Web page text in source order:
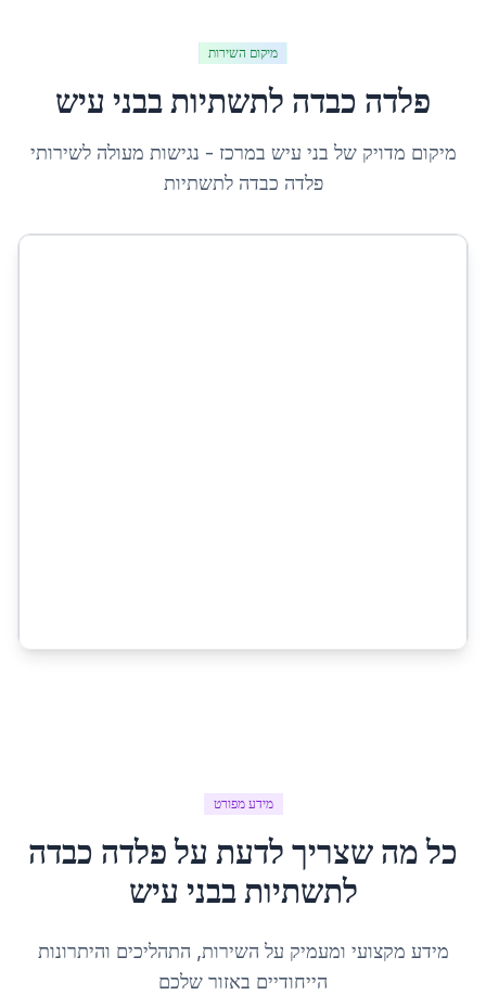
מיקום השירות
פלדה כבדה לתשתיות בבני עיש
מיקום מדויק של בני עיש במרכז - נגישות מעולה לשירותי
פלדה כבדה לתשתיות
מידע מפורט
כל מה שצריך לדעת עלפלדה כבדה
לתשתיות בבני עיש
מידע מקצועי ומעמיק על השירות, התהליכים והיתרונות
הייחודיים באזור שלכם